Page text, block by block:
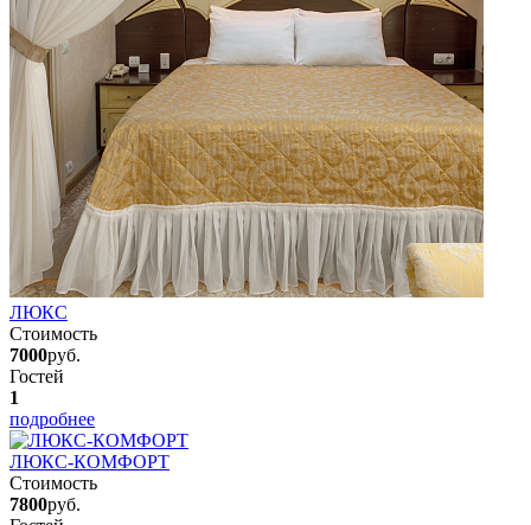
ЛЮКС
Стоимость
7000руб.
Гостей
1
подробнее
ЛЮКС-КОМФОРТ
Стоимость
7800руб.